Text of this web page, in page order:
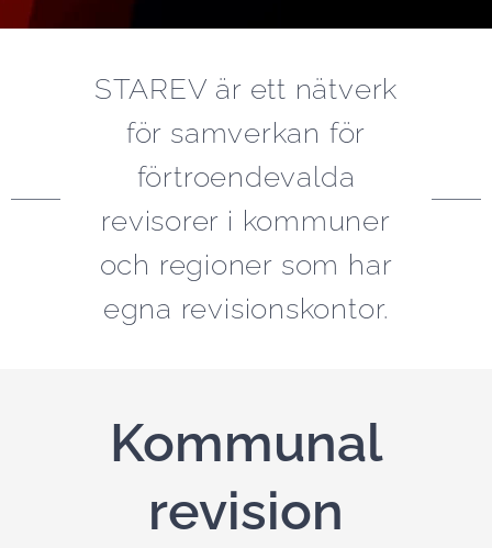
STAREV är ett nätverk
för samverkan för
förtroendevalda
revisorer i kommuner
och regioner som har
egna revisionskontor.
Kommunal
revision